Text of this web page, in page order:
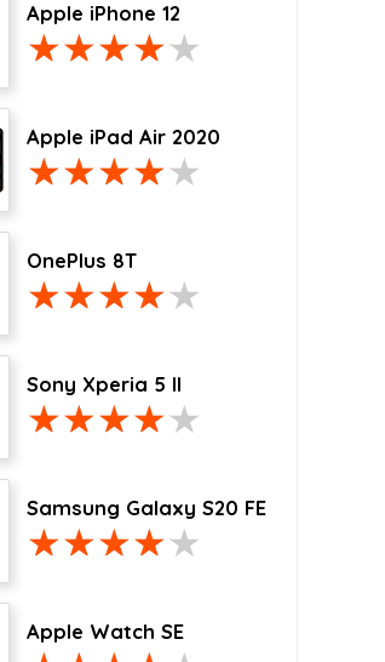
Apple iPhone 12
Apple iPad Air 2020
OnePlus 8T
Sony Xperia 5 II
Samsung Galaxy S20 FE
Apple Watch SE